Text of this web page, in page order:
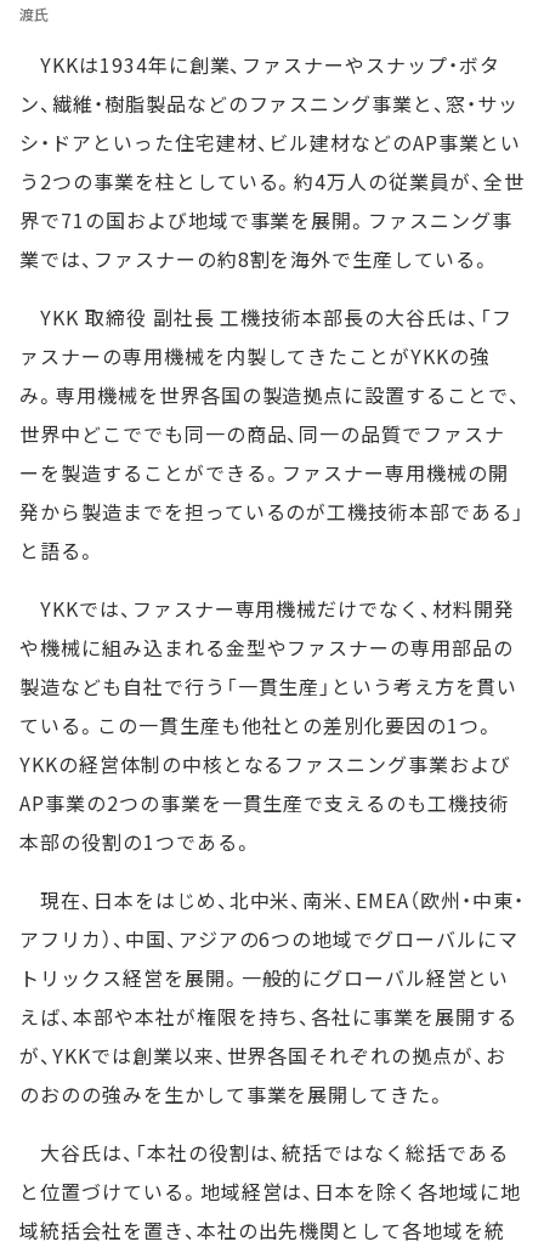
渡氏
YKKは1934年に創業、ファスナーやスナップ・ボタ
ン、繊維・樹脂製品などのファスニング事業と、窓・サッ
シ・ドアといった住宅建材、ビル建材などのAP事業とい
う2つの事業を柱としている。約4万人の従業員が、全世
界で71の国および地域で事業を展開。ファスニング事
業では、ファスナーの約8割を海外で生産している。
YKK 取締役 副社長 工機技術本部長の大谷氏は、「フ
ァスナーの専用機械を内製してきたことがYKKの強
み。専用機械を世界各国の製造拠点に設置することで、
世界中どこででも同一の商品、同一の品質でファスナ
ーを製造することができる。ファスナー専用機械の開
発から製造までを担っているのが工機技術本部である」
と語る。
YKKでは、ファスナー専用機械だけでなく、材料開発
や機械に組み込まれる金型やファスナーの専用部品の
製造なども自社で行う「一貫生産」という考え方を貫い
ている。この一貫生産も他社との差別化要因の1つ。
YKKの経営体制の中核となるファスニング事業および
AP事業の2つの事業を一貫生産で支えるのも工機技術
本部の役割の1つである。
現在、日本をはじめ、北中米、南米、EMEA（欧州・中東・
アフリカ）、中国、アジアの6つの地域でグローバルにマ
トリックス経営を展開。一般的にグローバル経営とい
えば、本部や本社が権限を持ち、各社に事業を展開する
が、YKKでは創業以来、世界各国それぞれの拠点が、お
のおのの強みを生かして事業を展開してきた。
大谷氏は、「本社の役割は、統括ではなく総括である
と位置づけている。地域経営は、日本を除く各地域に地
域統括会社を置き、本社の出先機関として各地域を統